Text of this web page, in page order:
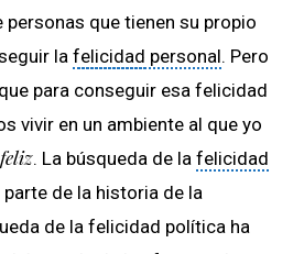
que tienen su propio
la felicidad personal. Pero
para conseguir esa felicidad
vivir en un ambiente al que yo
. La búsqueda de la felicidad
de la historia de la
de la felicidad política ha